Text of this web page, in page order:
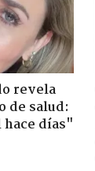
revela
de salud:
días"